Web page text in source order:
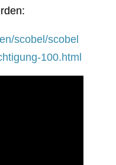
scobel/scobel
100.html